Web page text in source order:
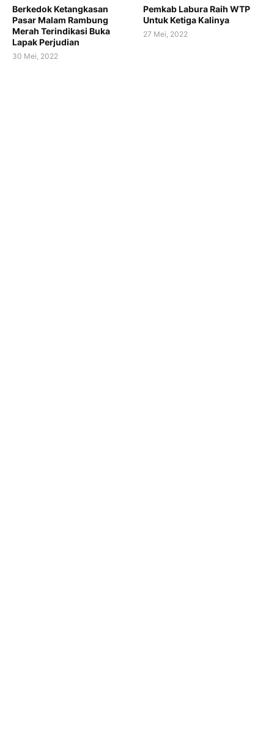
Berkedok Ketangkasan
Pasar Malam Rambung
Merah Terindikasi Buka
Lapak Perjudian
30 Mei, 2022
Pemkab Labura Raih WTP
Untuk Ketiga Kalinya
27 Mei, 2022